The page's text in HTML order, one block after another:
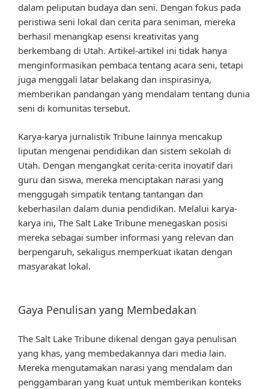
dalam peliputan budaya dan seni. Dengan fokus pada
peristiwa seni lokal dan cerita para seniman, mereka
berhasil menangkap esensi kreativitas yang
berkembang di Utah. Artikel-artikel ini tidak hanya
menginformasikan pembaca tentang acara seni, tetapi
juga menggali latar belakang dan inspirasinya,
memberikan pandangan yang mendalam tentang dunia
seni di komunitas tersebut.
Karya-karya jurnalistik Tribune lainnya mencakup
liputan mengenai pendidikan dan sistem sekolah di
Utah. Dengan mengangkat cerita-cerita inovatif dari
guru dan siswa, mereka menciptakan narasi yang
menggugah simpatik tentang tantangan dan
keberhasilan dalam dunia pendidikan. Melalui karya-
karya ini, The Salt Lake Tribune menegaskan posisi
mereka sebagai sumber informasi yang relevan dan
berpengaruh, sekaligus memperkuat ikatan dengan
masyarakat lokal.
Gaya Penulisan yang Membedakan
The Salt Lake Tribune dikenal dengan gaya penulisan
yang khas, yang membedakannya dari media lain.
Mereka mengutamakan narasi yang mendalam dan
penggambaran yang kuat untuk memberikan konteks